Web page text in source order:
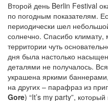
Второй день Berlin Festival
по погодным показателям.
периодически шел
солнечно. Спасибо климату,
территории чуть
дня была настолько
деталями не получалось.
украшена яркими
на других – парафраз из
Gore) “It’s my party”,